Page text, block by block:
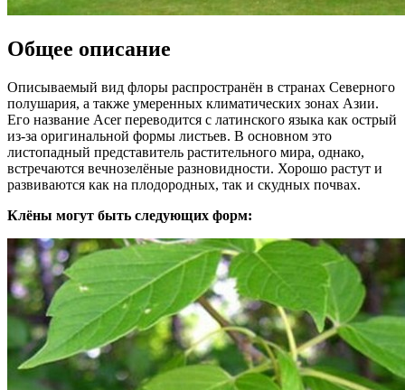
Общее описание
Описываемый вид флоры распространён в странах Северного
полушария, а также умеренных климатических зонах Азии.
Его название Acer переводится с латинского языка как острый
из-за оригинальной формы листьев. В основном это
листопадный представитель растительного мира, однако,
встречаются вечнозелёные разновидности. Хорошо растут и
развиваются как на плодородных, так и скудных почвах.
Клёны могут быть следующих форм: